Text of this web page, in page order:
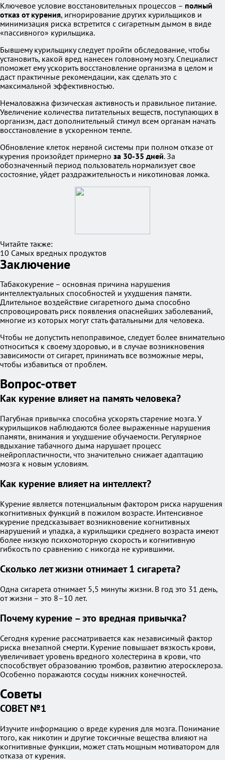
Ключевое условие восстановительных процессов – полный
отказ от курения, игнорирование других курильщиков и
минимизация риска встретится с сигаретным дымом в виде
«пассивного» курильщика.
Бывшему курильщику следует пройти обследование, чтобы
установить, какой вред нанесен головному мозгу. Специалист
поможет ему ускорить восстановление организма в целом и
даст практичные рекомендации, как сделать это с
максимальной эффективностью.
Немаловажна физическая активность и правильное питание.
Увеличение количества питательных веществ, поступающих в
организм, даст дополнительный стимул всем органам начать
восстановление в ускоренном темпе.
Обновление клеток нервной системы при полном отказе от
курения произойдет примерно за 30-35 дней. За
обозначенный период пользователь нормализует свое
состояние, уйдет раздражительность и никотиновая ломка.
Читайте также:
10 Самых вредных продуктов
Заключение
Табакокурение – основная причина нарушения
интеллектуальных способностей и ухудшения памяти.
Длительное воздействие сигаретного дыма способно
спровоцировать риск появления опаснейших заболеваний,
многие из которых могут стать фатальными для человека.
Чтобы не допустить непоправимое, следует более внимательно
относиться к своему здоровью, и в случае возникновения
зависимости от сигарет, принимать все возможные меры,
чтобы избавиться от проблем.
Вопрос-ответ
Как курение влияет на память человека?
Пагубная привычка способна ускорять старение мозга. У
курильщиков наблюдаются более выраженные нарушения
памяти, внимания и ухудшение обучаемости. Регулярное
вдыхание табачного дыма нарушает процесс
нейропластичности, что значительно снижает адаптацию
мозга к новым условиям.
Как курение влияет на интеллект?
Курение является потенциальным фактором риска нарушения
когнитивных функций в пожилом возрасте. Интенсивное
курение предсказывает возникновение когнитивных
нарушений и упадка, а курильщики среднего возраста имеют
более низкую психомоторную скорость и когнитивную
гибкость по сравнению с никогда не курившими.
Сколько лет жизни отнимает 1 сигарета?
Одна сигарета отнимает 5,5 минуты жизни. В год это 31 день,
от жизни – это 8–10 лет.
Почему курение – это вредная привычка?
Сегодня курение рассматривается как независимый фактор
риска внезапной смерти. Курение повышает вязкость крови,
увеличивает уровень вредного холестерина в крови, что
способствует образованию тромбов, развитию атеросклероза.
Особенно поражаются сосуды нижних конечностей.
Советы
СОВЕТ №1
Изучите информацию о вреде курения для мозга. Понимание
того, как никотин и другие токсичные вещества влияют на
когнитивные функции, может стать мощным мотиватором для
отказа от курения.